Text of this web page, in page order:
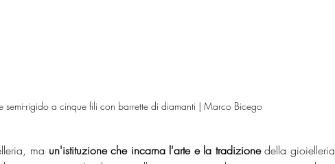
semi-rigido a cinque fili con barrette di diamanti | Marco Bicego
ma un'istituzione che incarna l'arte e la tradizione della gioielleria